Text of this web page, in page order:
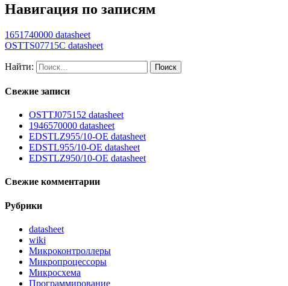
Навигация по записям
1651740000 datasheet
OSTTS07715C datasheet
Найти:
Свежие записи
OSTTJ075152 datasheet
1946570000 datasheet
EDSTLZ955/10-OE datasheet
EDSTL955/10-OE datasheet
EDSTLZ950/10-OE datasheet
Свежие комментарии
Рубрики
datasheet
wiki
Микроконтроллеры
Микропроцессоры
Микросхема
Программирование